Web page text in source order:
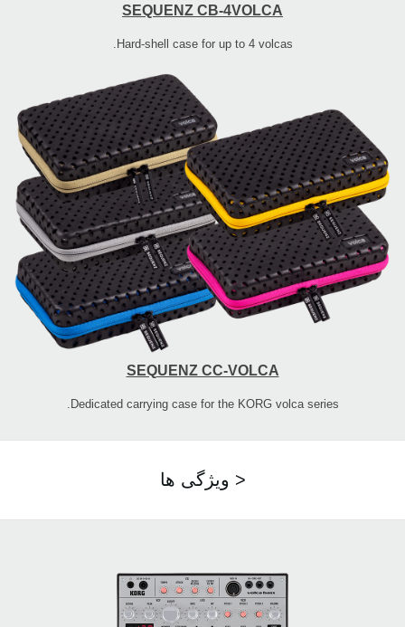
SEQUENZ CB-4VOLCA
Hard-shell case for up to 4 volcas.
SEQUENZ CC-VOLCA
Dedicated carrying case for the KORG volca series.
ویژگی ها >